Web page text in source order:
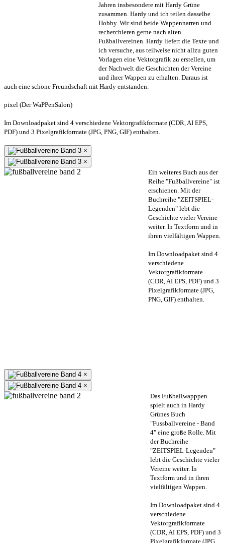
Jahren insbesondere mit Hardy Grüne
zusammen. Hardy und ich teilen dasselbe
Hobby. Wir sind beide Wappennarren und
recherchieren gerne nach alten
Fußballvereinen. Hardy liefert die Texte und
ich versuche, aus teilweise nicht allzu guten
Vorlagen eine Vektorgrafik zu erstellen, um
der Nachwelt die Geschichten der Vereine
und ihrer Wappen zu erhalten. Daraus ist
auch eine schöne Freundschaft mit Hardy entstanden.
pixel (Der WaPPenSalon)
Im Downloadpaket sind 4 verschiedene Vektorgrafikformate (CDR, AI EPS,
PDF) und 3 Pixelgrafikformate (JPG, PNG, GIF) enthalten.
×
×
Ein weiteres Buch aus der
Reihe "Fußballvereine" ist
erschienen. Mit der
Buchreihe "ZEITSPIEL-
Legenden" lebt die
Geschichte vieler Vereine
weiter. In Textform und in
ihren vielfältigen Wappen.
Im Downloadpaket sind 4
verschiedene
Vektorgrafikformate
(CDR, AI EPS, PDF) und 3
Pixelgrafikformate (JPG,
PNG, GIF) enthalten.
×
×
Das Fußballwapppen
spielt auch in Hardy
Grünes Buch
"Fussballvereine - Band
4" eine große Rolle. Mit
der Buchreihe
"ZEITSPIEL-Legenden"
lebt die Geschichte vieler
Vereine weiter. In
Textform und in ihren
vielfältigen Wappen.
Im Downloadpaket sind 4
verschiedene
Vektorgrafikformate
(CDR, AI EPS, PDF) und 3
Pixelgrafikformate (JPG,